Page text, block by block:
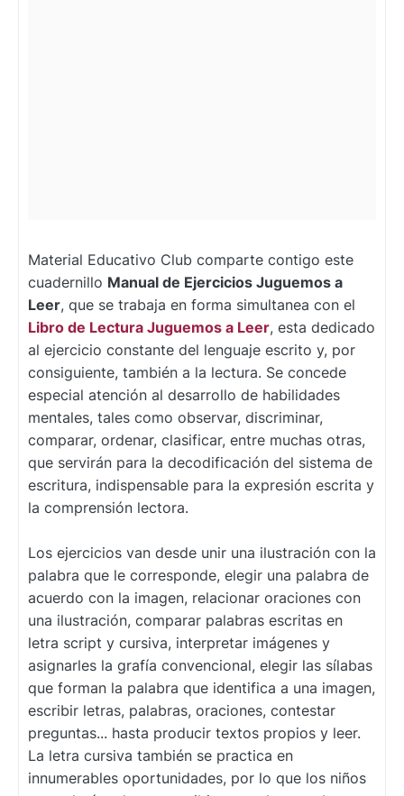
Material Educativo Club comparte contigo este
cuadernillo Manual de Ejercicios Juguemos a
Leer, que se trabaja en forma simultanea con el
Libro de Lectura Juguemos a Leer, esta dedicado
al ejercicio constante del lenguaje escrito y, por
consiguiente, también a la lectura. Se concede
especial atención al desarrollo de habilidades
mentales, tales como observar, discriminar,
comparar, ordenar, clasificar, entre muchas otras,
que servirán para la decodificación del sistema de
escritura, indispensable para la expresión escrita y
la comprensión lectora.
Los ejercicios van desde unir una ilustración con la
palabra que le corresponde, elegir una palabra de
acuerdo con la imagen, relacionar oraciones con
una ilustración, comparar palabras escritas en
letra script y cursiva, interpretar imágenes y
asignarles la grafía convencional, elegir las sílabas
que forman la palabra que identifica a una imagen,
escribir letras, palabras, oraciones, contestar
preguntas... hasta producir textos propios y leer.
La letra cursiva también se practica en
innumerables oportunidades, por lo que los niños